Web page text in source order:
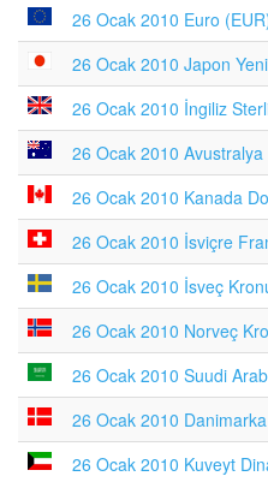
26 Ocak 2010 Euro
26 Ocak 2010 Japon
26 Ocak 2010 İngiliz
26 Ocak 2010 Avustralya
26 Ocak 2010 Kanada
26 Ocak 2010 İsviçre
26 Ocak 2010 İsveç
26 Ocak 2010 Norveç
26 Ocak 2010 Suudi
26 Ocak 2010
26 Ocak 2010 Kuveyt